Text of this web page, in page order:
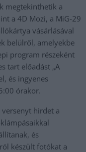
megtekinthetik a
a 4D Mozi, a MiG-29
vásárlásával
belülről, amelyekbe
program részeként
tart előadást „A
és ingyenes
órakor.
hirdet a
és
készült fotókat a